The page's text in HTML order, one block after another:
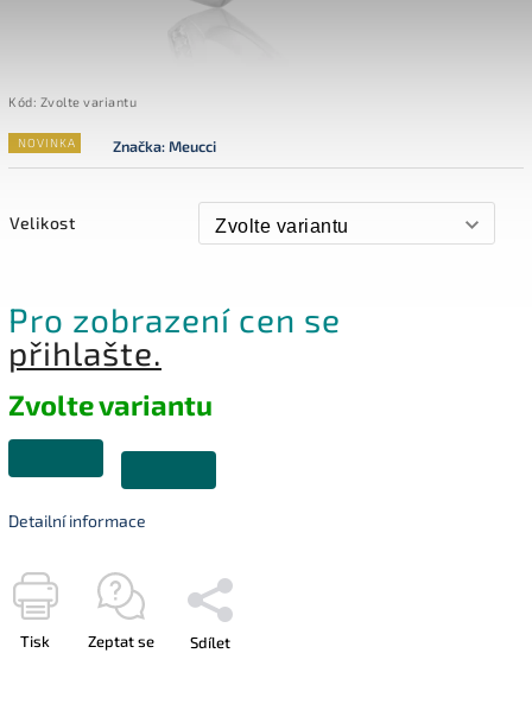
Kód: Zvolte variantu
NOVINKA Značka:Meucci
Velikost
Pro zobrazení cen se
přihlašte.
Zvolte variantu
Detailní informace
Tisk Zeptat se Sdílet